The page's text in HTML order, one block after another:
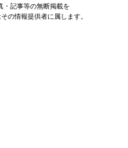
・記事等の無断掲載を
の情報提供者に属します。